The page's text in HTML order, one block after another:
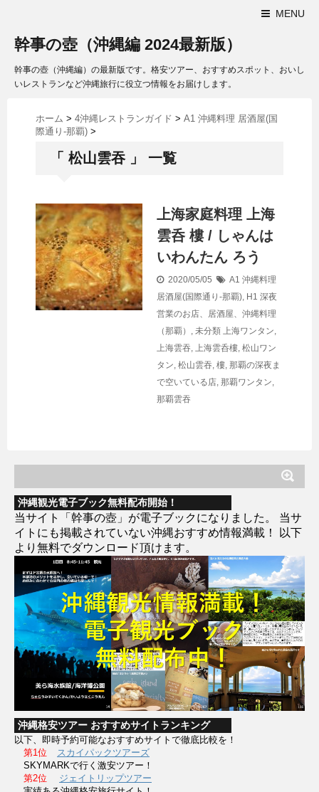
MENU
幹事の壺（沖縄編 2024最新版）
幹事の壺（沖縄編）の最新版です。格安ツアー、おすすめスポット、おいし
いレストランなど沖縄旅行に役立つ情報をお届けします。
ホーム > 4沖縄レストランガイド > A1 沖縄料理 居酒屋(国
際通り-那覇) >
「 松山雲吞 」 一覧
上海家庭料理 上海
雲呑 樓 / しゃんは
いわんたん ろう
2020/05/05
A1 沖縄料理
居酒屋(国際通り-那覇), H1 深夜
営業のお店、居酒屋、沖縄料理
（那覇） , 未分類 上海ワンタン,
上海雲吞, 上海雲呑樓, 松山ワン
タン, 松山雲吞, 樓, 那覇の深夜ま
で空いている店, 那覇ワンタン,
那覇雲吞
沖縄観光電子ブック無料配布開始！
当サイト「幹事の壺」が電子ブックになりました。 当サ
イトにも掲載されていない沖縄おすすめ情報満載！ 以下
より無料でダウンロード頂けます。
沖縄格安ツアー おすすめサイトランキング
以下、即時予約可能なおすすめサイトで徹底比較を！
第1位
スカイパックツアーズ
SKYMARKで行く激安ツアー！
第2位
ジェイトリップツアー